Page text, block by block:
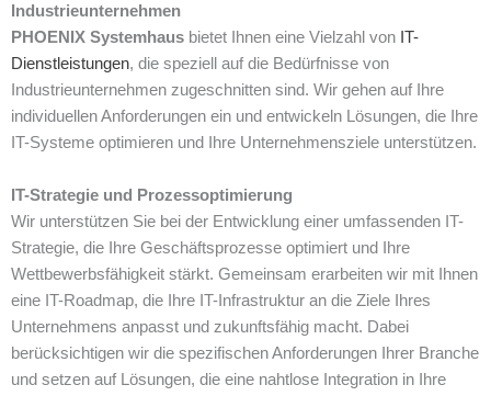
Industrieunternehmen
PHOENIX Systemhaus bietet Ihnen eine Vielzahl von IT-
Dienstleistungen, die speziell auf die Bedürfnisse von
Industrieunternehmen zugeschnitten sind. Wir gehen auf Ihre
individuellen Anforderungen ein und entwickeln Lösungen, die Ihre
IT-Systeme optimieren und Ihre Unternehmensziele unterstützen.
IT-Strategie und Prozessoptimierung
Wir unterstützen Sie bei der Entwicklung einer umfassenden IT-
Strategie, die Ihre Geschäftsprozesse optimiert und Ihre
Wettbewerbsfähigkeit stärkt. Gemeinsam erarbeiten wir mit Ihnen
eine IT-Roadmap, die Ihre IT-Infrastruktur an die Ziele Ihres
Unternehmens anpasst und zukunftsfähig macht. Dabei
berücksichtigen wir die spezifischen Anforderungen Ihrer Branche
und setzen auf Lösungen, die eine nahtlose Integration in Ihre